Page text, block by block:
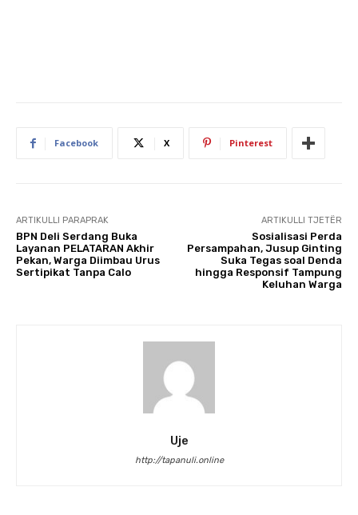
Facebook X Pinterest
ARTIKULLI PARAPRAK
BPN Deli Serdang Buka
Layanan PELATARAN Akhir
Pekan, Warga Diimbau Urus
Sertipikat Tanpa Calo
ARTIKULLI TJETËR
Sosialisasi Perda
Persampahan, Jusup Ginting
Suka Tegas soal Denda
hingga Responsif Tampung
Keluhan Warga
Uje
http://tapanuli.online